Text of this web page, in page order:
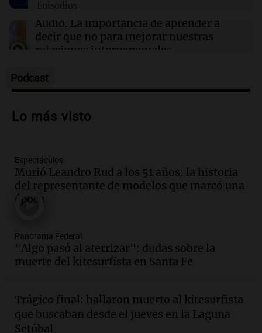
Episodios
Audio. La importancia de aprender a
decir que no para mejorar nuestras
relaciones interpersonales
Episodios
Audio.Se acerca el Campeonato
Ferro este fin de semana
Audio.
reunirá a más de 80 expositores con
sabores únicos
Panorama Federal
Audio.Mariano Moreno: pasiones
intensas y su legado en la revolución
argentina
Audio.El Ensamble Municipal de Música
Ciudadana de Córdoba deleitó a los
Podcast
Lo más visto
Espectáculos
Murió Leandro Rud a los 51 años: la historia
del representante de modelos que marcó una
época
Panorama Federal
"Algo pasó al aterrizar": dudas sobre la
muerte del kitesurfista en Santa Fe
Trágico final: hallaron muerto al kitesurfista
que buscaban desde el jueves en la Laguna
Setúbal